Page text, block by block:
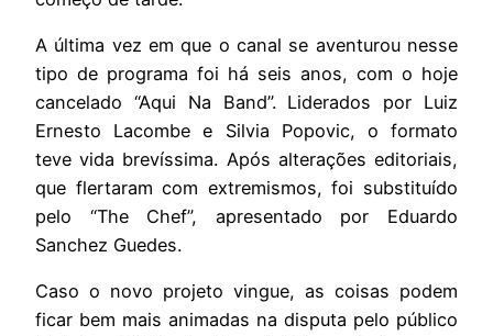
A última vez em que o canal se aventurou nesse
tipo de programa foi há seis anos, com o hoje
cancelado “Aqui Na Band”. Liderados por Luiz
Ernesto Lacombe e Silvia Popovic, o formato
teve vida brevíssima. Após alterações editoriais,
que flertaram com extremismos, foi substituído
pelo “The Chef”, apresentado por Eduardo
Sanchez Guedes.
Caso o novo projeto vingue, as coisas podem
ficar bem mais animadas na disputa pelo público